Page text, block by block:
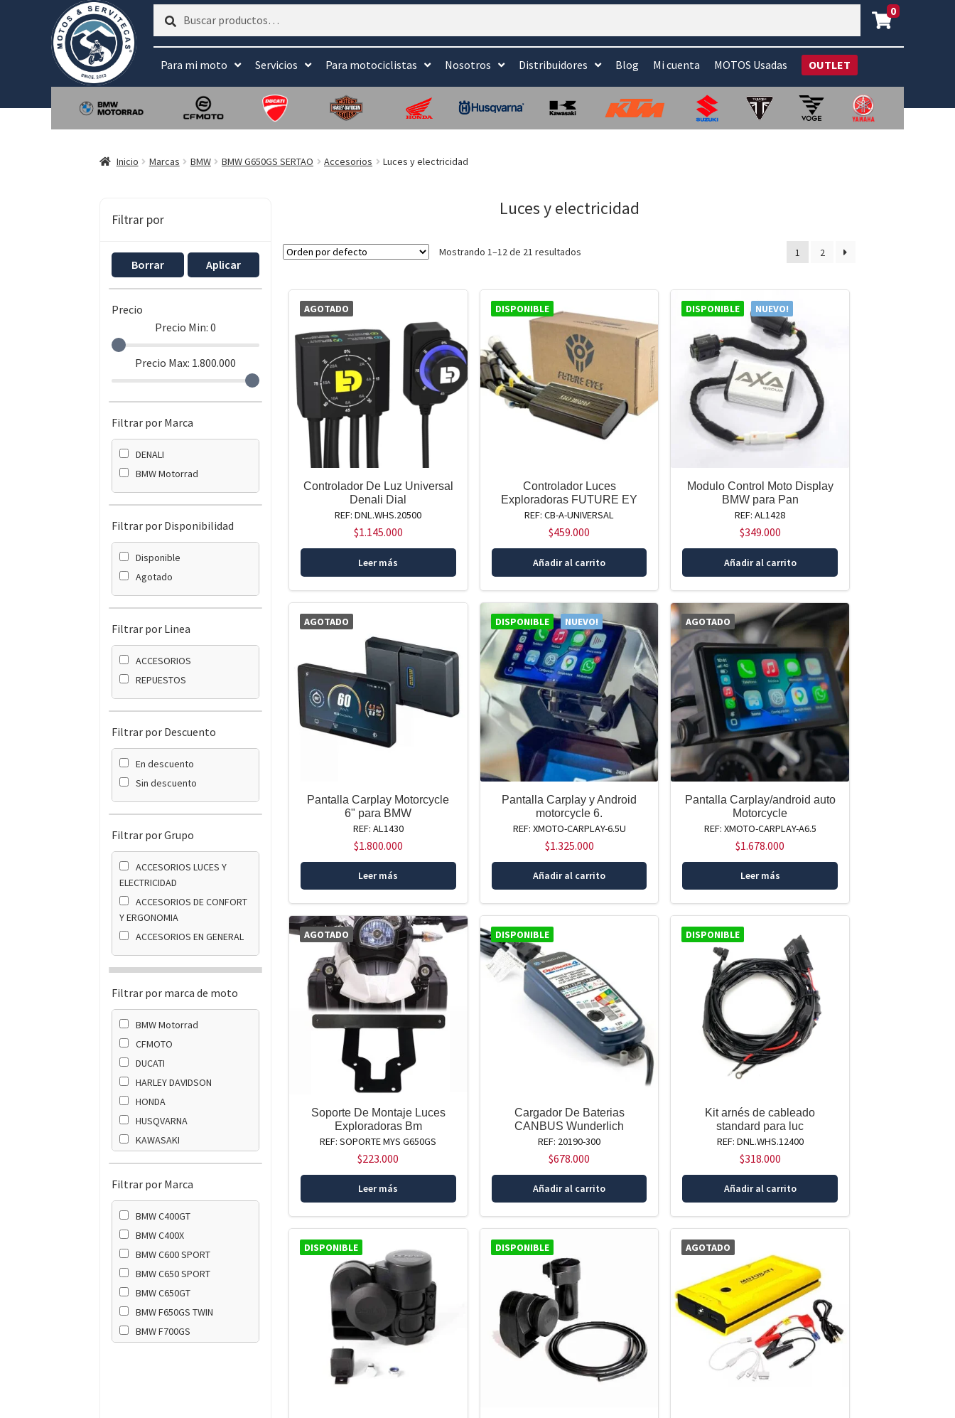
Buscar
Buscar 0
Para mi moto Servicios Para motociclistas Nosotros Distribuidores Blog Mi cuenta MOTOS Usadas OUTLET
Inicio Marcas BMW BMW G650GS SERTAO Accesorios Luces y electricidad
Filtrar por
Borrar Aplicar
Precio
Precio Min:0
Precio Max: 1.800.000
Filtrar por Marca
DENALI
BMW Motorrad
Filtrar por Disponibilidad
Disponible
Agotado
Filtrar por Linea
ACCESORIOS
REPUESTOS
Filtrar por Descuento
En descuento
Sin descuento
Filtrar por Grupo
ACCESORIOS LUCES Y
ELECTRICIDAD
ACCESORIOS DE CONFORT
Y ERGONOMIA
ACCESORIOS EN GENERAL
Filtrar por marca de moto
BMW Motorrad
CFMOTO
DUCATI
HARLEY DAVIDSON
HONDA
HUSQVARNA
KAWASAKI
SUZUKI
TRIUMPH
YAMAHA
Filtrar por Marca
BMW C400GT
BMW C400X
BMW C600 SPORT
BMW C650 SPORT
BMW C650GT
BMW F650GS TWIN
BMW F700GS
Luces y electricidad
Mostrando 1–12 de 21 resultados 1 2
AGOTADO
Controlador De Luz Universal
Denali Dial
REF: DNL.WHS.20500
$1.145.000
Leer más
DISPONIBLE
Controlador Luces
Exploradoras FUTURE EY
REF: CB-A-UNIVERSAL
$459.000
Añadir al carrito
DISPONIBLE NUEVO!
Modulo Control Moto Display
BMW para Pan
REF: AL1428
$349.000
Añadir al carrito
AGOTADO
Pantalla Carplay Motorcycle
6" para BMW
REF: AL1430
$1.800.000
Leer más
DISPONIBLE NUEVO!
Pantalla Carplay y Android
motorcycle 6.
REF: XMOTO-CARPLAY-6.5U
$1.325.000
Añadir al carrito
AGOTADO
Pantalla Carplay/android auto
Motorcycle
REF: XMOTO-CARPLAY-A6.5
$1.678.000
Leer más
AGOTADO
Soporte De Montaje Luces
Exploradoras Bm
REF: SOPORTE MYS G650GS
$223.000
Leer más
DISPONIBLE
Cargador De Baterias
CANBUS Wunderlich
REF: 20190-300
$678.000
Añadir al carrito
DISPONIBLE
Kit arnés de cableado
standard para luc
REF: DNL.WHS.12400
$318.000
Añadir al carrito
DISPONIBLE DISPONIBLE AGOTADO